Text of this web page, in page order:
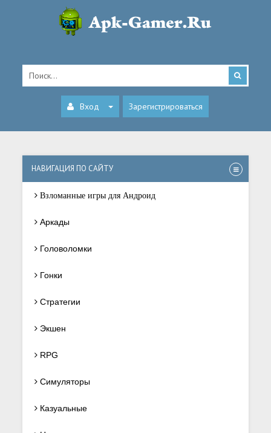
Вход Зарегистрироваться
НАВИГАЦИЯ ПО САЙТУ
Взломанные игры для Андроид
Аркады
Головоломки
Гонки
Стратегии
Экшен
RPG
Симуляторы
Казуальные